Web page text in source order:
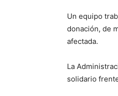
Un equipo
donación, de
afectada.
La
solidario